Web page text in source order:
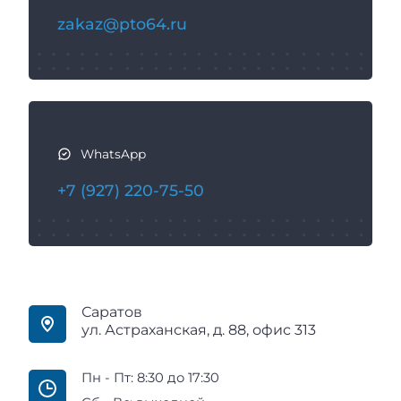
zakaz@pto64.ru
WhatsApp
+7 (927) 220-75-50
Саратов
ул. Астраханская, д. 88, офис 313
Пн - Пт: 8:30 до 17:30